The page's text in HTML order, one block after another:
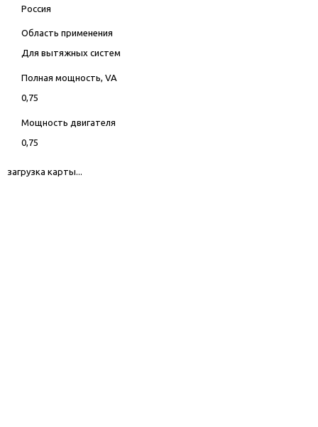
Россия
Область применения
Для вытяжных систем
Полная мощность, VA
0,75
Мощность двигателя
0,75
загрузка карты...